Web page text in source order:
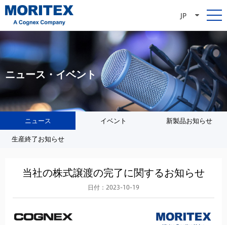
JP
ニュース・イベント
ニュース イベント
新製品お知らせ
生産終了お知らせ
当社の株式譲渡の完了に関するお知らせ
日付：2023-10-19